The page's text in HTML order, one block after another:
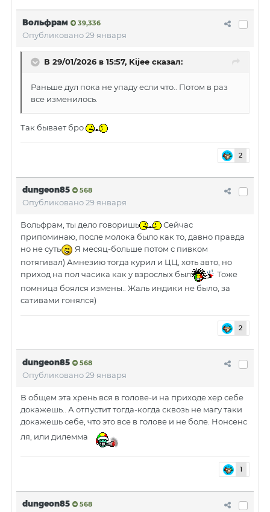
Вольфрам 39,336
Опубликовано29 января
В 29/01/2026 в 15:57, Kijee сказал:
Раньше дул пока не упаду если что.. Потом в раз
все изменилось.
Так бывает бро
2
dungeon85 568
Опубликовано29 января
Вольфрам, ты дело говоришь
Сейчас
припоминаю, после молока было как то, давно правда
но не суть
Я месяц-больше потом с пивком
потягивал) Амнезию тогда курил и ЦЦ, хоть авто, но
приход на пол часика как у взрослых был
Тоже
помница боялся измены.. Жаль индики не было, за
сативами гонялся)
2
dungeon85 568
Опубликовано29 января
В общем эта хрень вся в голове-и на приходе хер себе
докажешь.. А отпустит тогда-когда сквозь не магу таки
докажешь себе, что это все в голове и не боле. Нонсенс
ля, или дилемма
1
dungeon85 568